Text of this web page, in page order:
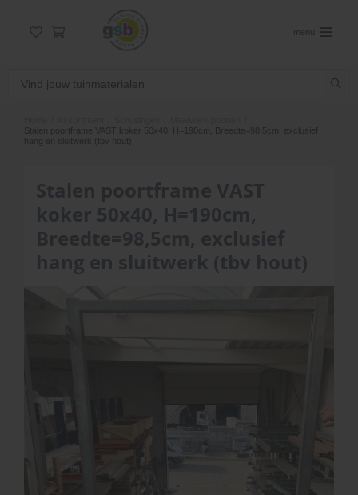
menu
Stalen poortframe VAST koker 50x40, H=190cm, Breedte=98,5cm, exclusief
hang en sluitwerk (tbv hout)